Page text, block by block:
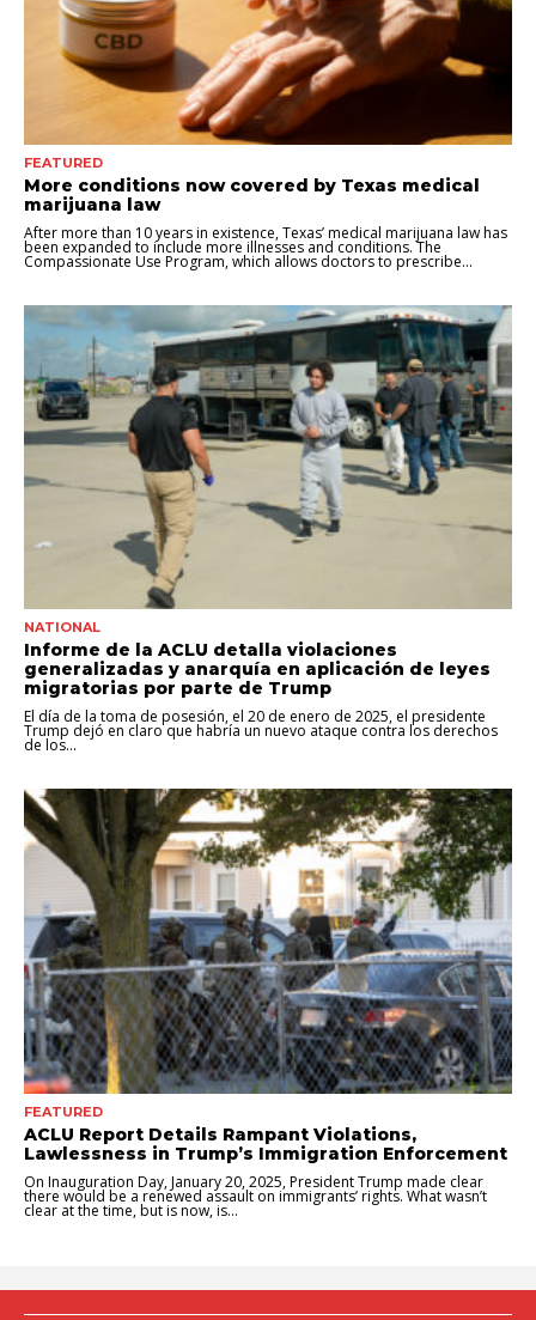
FEATURED
More conditions now covered by Texas medical
marijuana law
After more than 10 years in existence, Texas’ medical marijuana law has
been expanded to include more illnesses and conditions. The
Compassionate Use Program, which allows doctors to prescribe...
NATIONAL
Informe de la ACLU detalla violaciones
generalizadas y anarquía en aplicación de leyes
migratorias por parte de Trump
El día de la toma de posesión, el 20 de enero de 2025, el presidente
Trump dejó en claro que habría un nuevo ataque contra los derechos
de los...
FEATURED
ACLU Report Details Rampant Violations,
Lawlessness in Trump’s Immigration Enforcement
On Inauguration Day, January 20, 2025, President Trump made clear
there would be a renewed assault on immigrants’ rights. What wasn’t
clear at the time, but is now, is...